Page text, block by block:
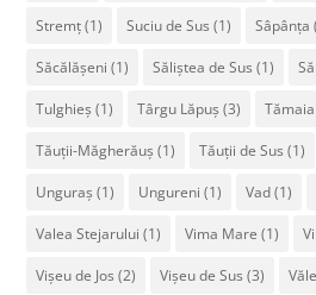
Stremț(1) Suciu de Sus (1) Sâpânța
Săcălășeni (1) Săliștea de Sus (1)
Tulghieș (1) Târgu Lăpuș (3) Tămaia
Tăuții-Măgherăuș (1) Tăuții de Sus (1)
Unguraș (1) Ungureni (1) Vad(1)
Valea Stejarului (1) Vima Mare (1)
Vișeu de Jos (2) Vișeu de Sus (3)